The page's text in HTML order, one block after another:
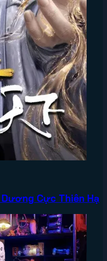
Cực Thiên Hạ